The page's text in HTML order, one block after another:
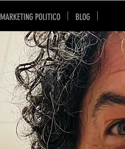
MARKETING POLITICO BLOG